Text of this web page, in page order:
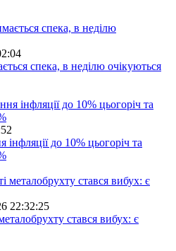
спека, в неділю очікуються
до 10% цьогоріч та
22:32:25
стався вибух: є